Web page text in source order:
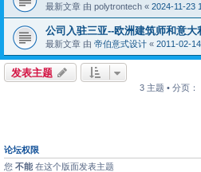
最新文章 由 polytrontech « 2024-11-23
公司入驻三亚--欧洲建筑师和意大
最新文章 由 帝伯意式设计 « 2011-02-
发表主题
3 主题 • 分页：
论坛权限
您 不能 在这个版面发表主题